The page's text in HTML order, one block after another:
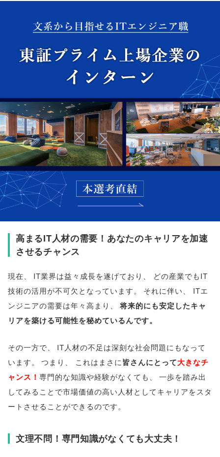
高まるIT人材の需要！あなたのキャリアを加速
させるチャンス
現在、 IT業界は益々成長を遂げており 、
どの産業でもIT
技術の活用が不可欠となっています。 それに伴い、
ITエ
ンジニアの需要は年々高まり 、
将来的にも安定したキャ
リアを築ける可能性を秘めているんです。
その一方で
IT人材の不足は深刻な社会問題にもなって
います。 つまり これはまさに皆さんにとって大きなチ
ャンス！ 専門的な知識や経験がなくても
一歩を踏み出
してみることで市場価値の高い人材としてキャリアをスタ
ートさせることができるのです。
文理不問！専門知識がなくても大丈夫！